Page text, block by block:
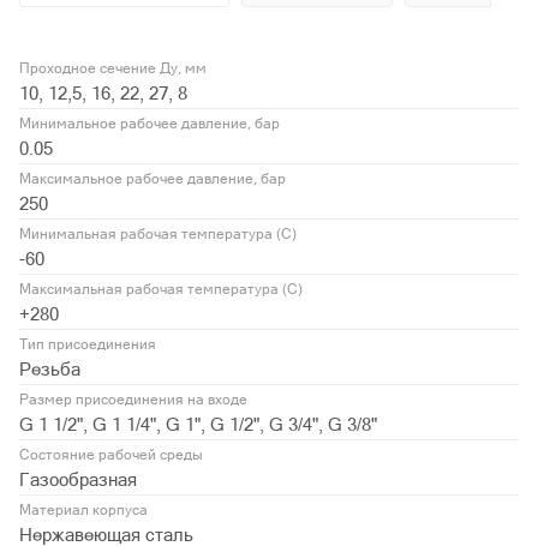
Проходное сечение Ду, мм
10, 12,5, 16, 22, 27, 8
Минимальное рабочее давление, бар
0.05
Максимальное рабочее давление, бар
250
Минимальная рабочая температура (С)
-60
Максимальная рабочая температура (С)
+280
Тип присоединения
Резьба
Размер присоединения на входе
G 1 1/2", G 1 1/4", G 1", G 1/2", G 3/4", G 3/8"
Состояние рабочей среды
Газообразная
Материал корпуса
Нержавеющая сталь